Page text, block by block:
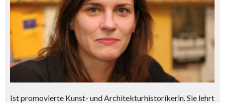
Ist promovierte Kunst- und Architekturhistorikerin. Sie lehrt